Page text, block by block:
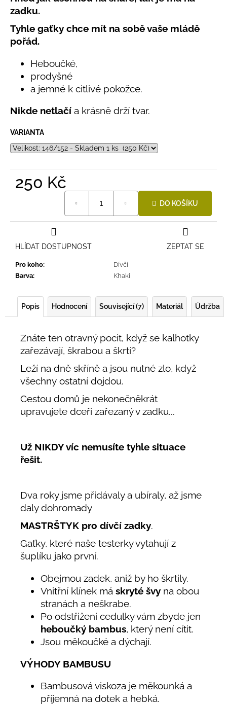
produktu
je
0,0
z
5
zadku.
Tyhle gaťky chce mít na sobě vaše mládě
pořád.
Heboučké,
prodyšné
a jemné k citlivé pokožce.
Nikde netlačí a krásně drží tvar.
VARIANTA
250 Kč
DO KOŠÍKU
Pro koho:
Dívčí
Barva: Khaki
ZEPTAT SE
HLÍDAT DOSTUPNOST
Popis Hodnocení Související (7) Materiál Údržba
Znáte ten otravný pocit, když se kalhotky
zařezávají, škrabou a škrtí?
Leží na dně skříně a jsou nutné zlo, když
všechny ostatní dojdou.
Cestou domů je nekonečněkrát
upravujete dceři zařezaný v zadku...
Už NIKDY víc nemusíte tyhle situace
řešit.
Dva roky jsme přidávaly a ubíraly, až jsme
daly dohromady
MASTRŠTYK pro dívčí zadky.
Gaťky, které naše testerky vytahují z
šuplíku jako první.
Obejmou zadek, aniž by ho škrtily.
Vnitřní klínek má skryté švy na obou
stranách a neškrabe.
Po odstřižení cedulky vám zbyde jen
heboučký bambus, který není cítit.
Jsou měkoučké a dýchají.
VÝHODY BAMBUSU
Bambusová viskoza je měkounká a
příjemná na dotek a hebká.
u
j
e
m
LETNÍ
RYCHLESCHNOUCÍ
TYRKYSOVÉ
695
Kč